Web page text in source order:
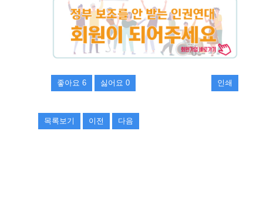
좋아요 6 싫어요 0 인쇄
목록보기 이전 다음